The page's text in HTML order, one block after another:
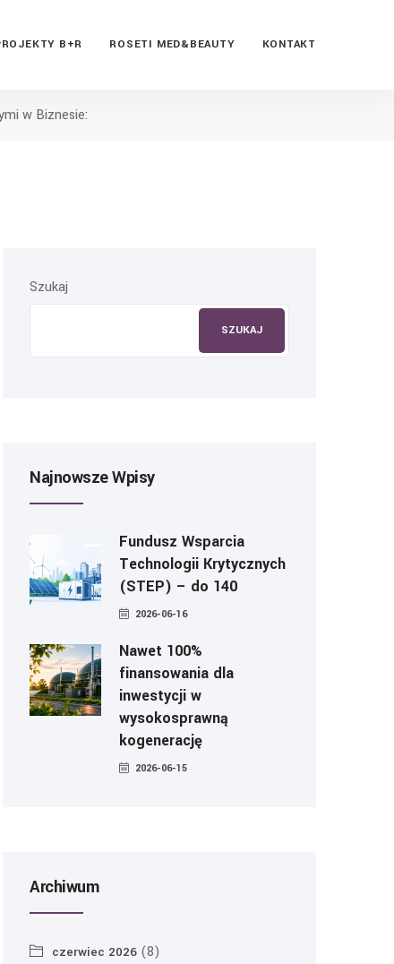
B+R ROSETI MED&BEAUTY KONTAKT
w Biznesie:
Szukaj
SZUKAJ
Najnowsze Wpisy
Fundusz Wsparcia
Technologii Krytycznych
(STEP) – do 140
2026-06-16
Nawet 100%
finansowania dla
inwestycji w
wysokosprawną
kogenerację
2026-06-15
Archiwum
czerwiec 2026 (8)